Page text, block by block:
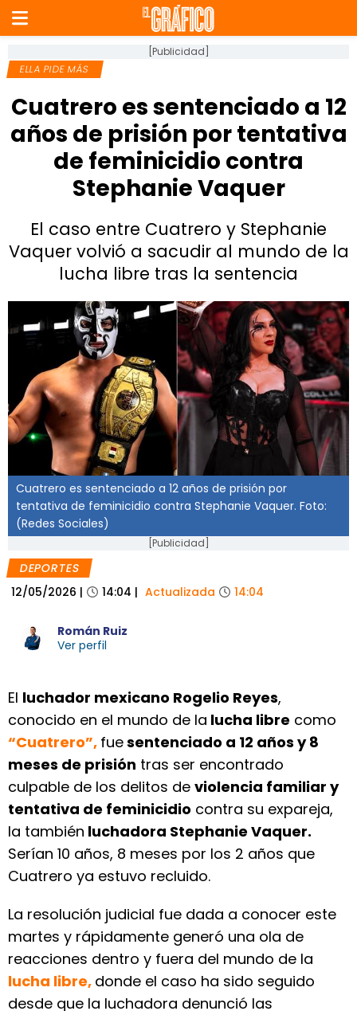
[Publicidad]
ELLA PIDE MÁS
Cuatrero es sentenciado a 12
años de prisión por tentativa
de feminicidio contra
Stephanie Vaquer
El caso entre Cuatrero y Stephanie
Vaquer volvió a sacudir al mundo de la
lucha libre tras la sentencia
Cuatrero es sentenciado a 12 años de prisión por
tentativa de feminicidio contra Stephanie Vaquer. Foto:
(Redes Sociales)
[Publicidad]
DEPORTES
12/05/2026 | 14:04 | Actualizada 14:04
Román Ruiz
Ver perfil
El luchador mexicano Rogelio Reyes,
conocido en el mundo de la lucha libre como
“Cuatrero”, fuesentenciado a 12 años y 8
meses de prisión tras ser encontrado
culpable de los delitos de violencia familiar y
tentativa de feminicidio contra su expareja,
la también luchadora Stephanie Vaquer.
Serían 10 años, 8 meses por los 2 años que
Cuatrero ya estuvo recluido.
La resolución judicial fue dada a conocer este
martes y rápidamente generó una ola de
reacciones dentro y fuera del mundo de la
lucha libre, donde el caso ha sido seguido
desde que la luchadora denunció las